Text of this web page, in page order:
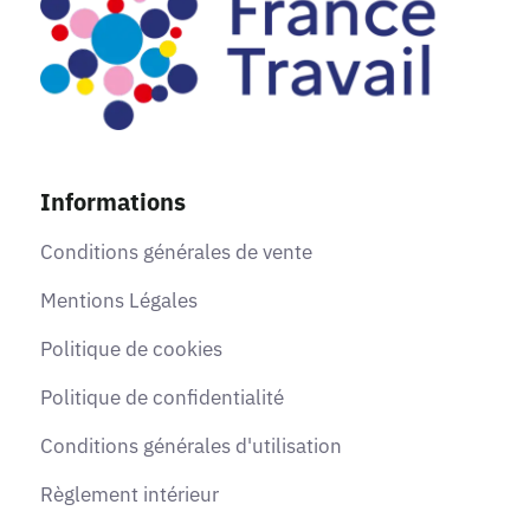
Informations
Conditions générales de vente
Mentions Légales
Politique de cookies
Politique de confidentialité
Conditions générales d'utilisation
Règlement intérieur